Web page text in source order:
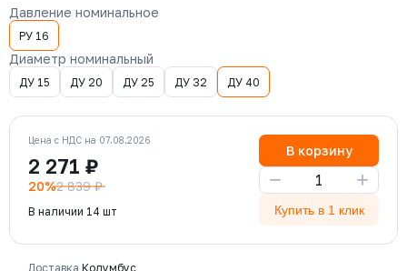
Давление номинальное
РУ 16
Диаметр номинальный
ДУ 15 ДУ 20 ДУ 25 ДУ 32 ДУ 40
Цена с НДС на 07.08.2026
2 271 ₽
20%2 839 ₽
В наличии 14 шт
В корзину
− +
Купить в 1 клик
Доставка Колумбус